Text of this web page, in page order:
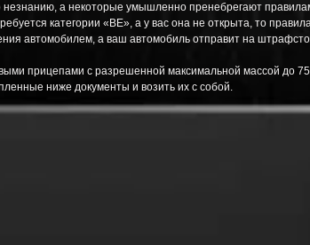
а некоторые умышленно пренебрегают
категории «BE», а у вас она не открыта, то
автомобилем, а ваш автомобиль отправит на
прицепами с разрешенной максимальной массой до
ниже документы и возить их с собой.